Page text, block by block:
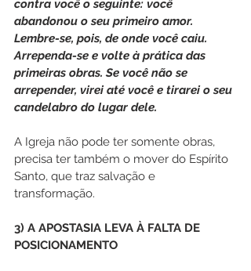
contra você o seguinte: você
abandonou o seu primeiro amor.
Lembre-se, pois, de onde você caiu.
Arrependa-se e volte à prática das
primeiras obras. Se você não se
arrepender, virei até você e tirarei o seu
candelabro do lugar dele.
A Igreja não pode ter somente obras,
precisa ter também o mover do Espírito
Santo, que traz salvação e
transformação.
3) A APOSTASIA LEVA À FALTA DE
POSICIONAMENTO